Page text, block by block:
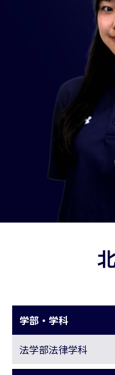
学部・学科
法学部法律学科